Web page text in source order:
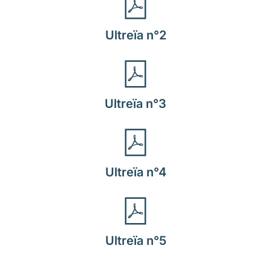
Ultreïa n°2
Ultreïa n°3
Ultreïa n°4
Ultreïa n°5